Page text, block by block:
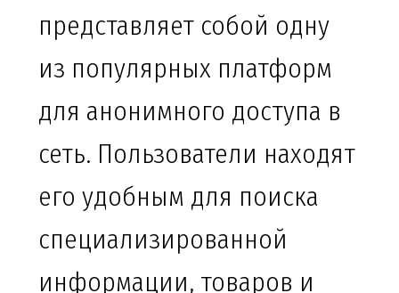
представляет собой одну
из популярных платформ
для анонимного доступа в
сеть. Пользователи находят
его удобным для поиска
специализированной
информации, товаров и